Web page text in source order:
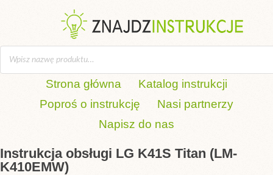
Strona główna
Katalog instrukcji
Poproś o instrukcję
Nasi partnerzy
Napisz do nas
Instrukcja obsługi LG K41S Titan (LM-
K410EMW)